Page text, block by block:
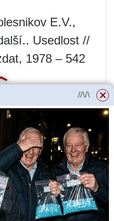
E.V.,
Usedlost //
1978 – 542
zahrada //
s.
si více
připojení
tělesa -
schémata,
návod